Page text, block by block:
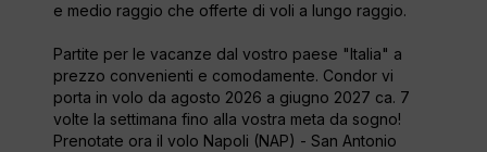
e medio raggio che offerte di voli a lungo raggio.
Partite per le vacanze dal vostro paese "Italia" a
prezzo convenienti e comodamente. Condor vi
porta in volo da agosto 2026 a giugno 2027 ca. 7
volte la settimana fino alla vostra meta da sogno!
Prenotate ora il volo Napoli (NAP) - San Antonio